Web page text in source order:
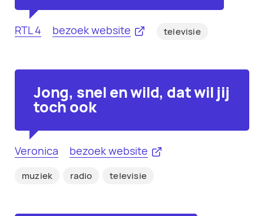
RTL 4 bezoek website televisie
Jong, snel en wild, dat wil jij
toch ook
Veronica bezoek website
muziek radio televisie